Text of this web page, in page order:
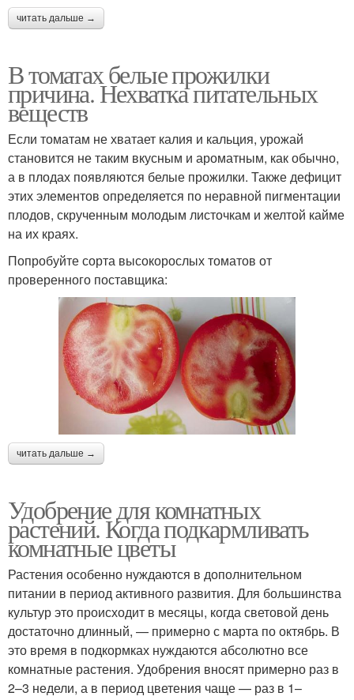
читать дальше →
В томатах белые прожилки
причина. Нехватка питательных
веществ
Если томатам не хватает калия и кальция, урожай
становится не таким вкусным и ароматным, как обычно,
а в плодах появляются белые прожилки. Также дефицит
этих элементов определяется по неравной пигментации
плодов, скрученным молодым листочкам и желтой кайме
на их краях.
Попробуйте сорта высокорослых томатов от
проверенного поставщика:
читать дальше →
Удобрение для комнатных
растений. Когда подкармливать
комнатные цветы
Растения особенно нуждаются в дополнительном
питании в период активного развития. Для большинства
культур это происходит в месяцы, когда световой день
достаточно длинный, — примерно с марта по октябрь. В
это время в подкормках нуждаются абсолютно все
комнатные растения. Удобрения вносят примерно раз в
2–3 недели, а в период цветения чаще — раз в 1–